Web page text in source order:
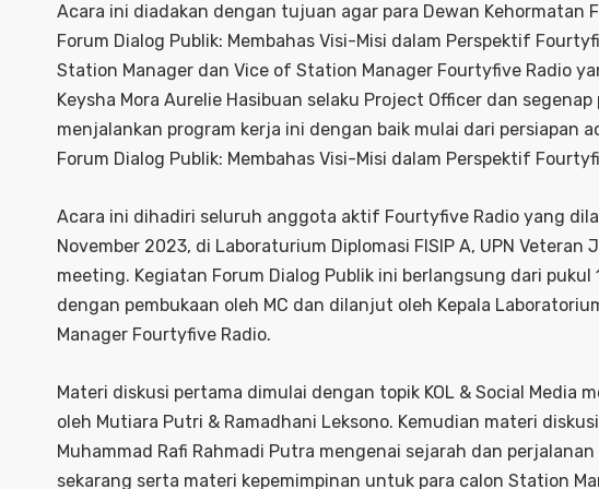
Acara ini diadakan dengan tujuan agar para Dewan Kehormatan
Forum Dialog Publik: Membahas Visi-Misi dalam Perspektif
Station Manager dan Vice of Station Manager Fourtyfive Radio
Keysha Mora Aurelie Hasibuan selaku Project Officer dan
menjalankan program kerja ini dengan baik mulai dari persiapan
Forum Dialog Publik: Membahas Visi-Misi dalam Perspektif
Acara ini dihadiri seluruh anggota aktif Fourtyfive Radio yang
November 2023, di Laboraturium Diplomasi FISIP A, UPN
meeting. Kegiatan Forum Dialog Publik ini berlangsung dari pukul
dengan pembukaan oleh MC dan dilanjut oleh Kepala
Manager Fourtyfive Radio.
Materi diskusi pertama dimulai dengan topik KOL & Social Media
oleh Mutiara Putri & Ramadhani Leksono. Kemudian materi
Muhammad Rafi Rahmadi Putra mengenai sejarah dan
sekarang serta materi kepemimpinan untuk para calon Station